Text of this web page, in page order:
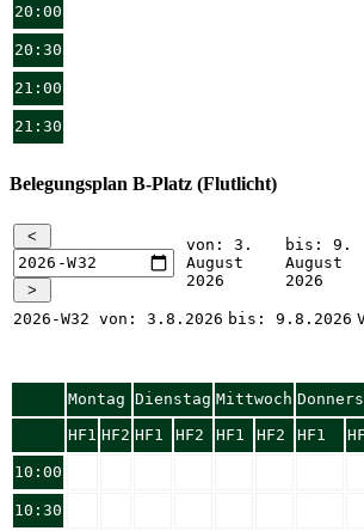
20:00
20:30
21:00
21:30
Belegungsplan B-Platz (Flutlicht)
von: 3.
August
2026
bis: 9.
August
2026
2026-W32 von: 3.8.2026 bis: 9.8.2026
Montag Dienstag Mittwoch
HF1 HF2 HF1 HF2 HF1 HF2 HF1
10:00
10:30